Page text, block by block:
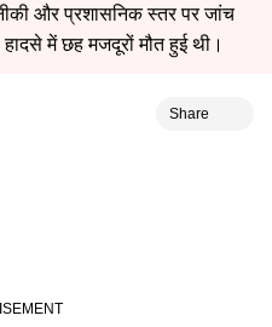
और प्रशासनिक स्तर पर जांच
में छह मजदूरों मौत हुई थी।
Share